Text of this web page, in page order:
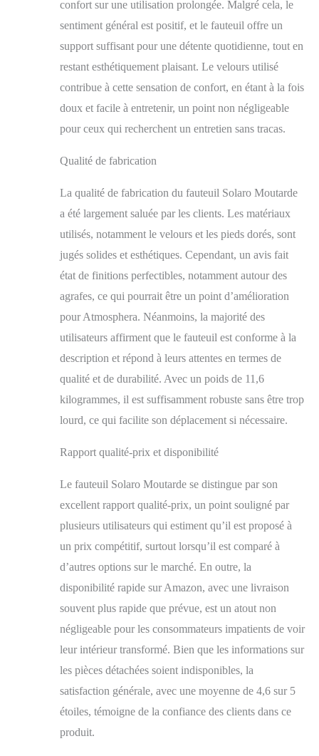
confort sur une utilisation prolongée. Malgré cela, le
sentiment général est positif, et le fauteuil offre un
support suffisant pour une détente quotidienne, tout en
restant esthétiquement plaisant. Le velours utilisé
contribue à cette sensation de confort, en étant à la fois
doux et facile à entretenir, un point non négligeable
pour ceux qui recherchent un entretien sans tracas.
Qualité de fabrication
La qualité de fabrication du fauteuil Solaro Moutarde
a été largement saluée par les clients. Les matériaux
utilisés, notamment le velours et les pieds dorés, sont
jugés solides et esthétiques. Cependant, un avis fait
état de finitions perfectibles, notamment autour des
agrafes, ce qui pourrait être un point d’amélioration
pour Atmosphera. Néanmoins, la majorité des
utilisateurs affirment que le fauteuil est conforme à la
description et répond à leurs attentes en termes de
qualité et de durabilité. Avec un poids de 11,6
kilogrammes, il est suffisamment robuste sans être trop
lourd, ce qui facilite son déplacement si nécessaire.
Rapport qualité-prix et disponibilité
Le fauteuil Solaro Moutarde se distingue par son
excellent rapport qualité-prix, un point souligné par
plusieurs utilisateurs qui estiment qu’il est proposé à
un prix compétitif, surtout lorsqu’il est comparé à
d’autres options sur le marché. En outre, la
disponibilité rapide sur Amazon, avec une livraison
souvent plus rapide que prévue, est un atout non
négligeable pour les consommateurs impatients de voir
leur intérieur transformé. Bien que les informations sur
les pièces détachées soient indisponibles, la
satisfaction générale, avec une moyenne de 4,6 sur 5
étoiles, témoigne de la confiance des clients dans ce
produit.